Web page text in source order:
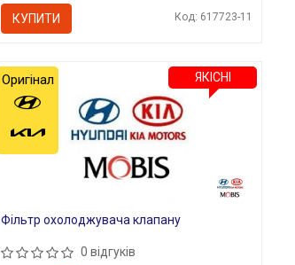
КУПИТИ Код: 617723-11
Фільтр охолоджувача клапану
0 відгуків
ЯКІСНІ
Оригінал